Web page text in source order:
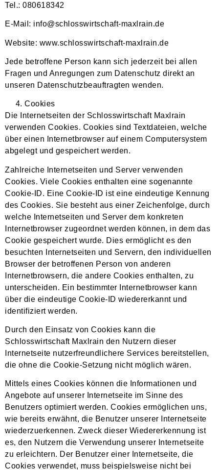
Tel.: 080618342
E-Mail: info@schlosswirtschaft-maxlrain.de
Website: www.schlosswirtschaft-maxlrain.de
Jede betroffene Person kann sich jederzeit bei allen
Fragen und Anregungen zum Datenschutz direkt an
unseren Datenschutzbeauftragten wenden.
Cookies
Die Internetseiten der Schlosswirtschaft Maxlrain
verwenden Cookies. Cookies sind Textdateien, welche
über einen Internetbrowser auf einem Computersystem
abgelegt und gespeichert werden.
Zahlreiche Internetseiten und Server verwenden
Cookies. Viele Cookies enthalten eine sogenannte
Cookie-ID. Eine Cookie-ID ist eine eindeutige Kennung
des Cookies. Sie besteht aus einer Zeichenfolge, durch
welche Internetseiten und Server dem konkreten
Internetbrowser zugeordnet werden können, in dem das
Cookie gespeichert wurde. Dies ermöglicht es den
besuchten Internetseiten und Servern, den individuellen
Browser der betroffenen Person von anderen
Internetbrowsern, die andere Cookies enthalten, zu
unterscheiden. Ein bestimmter Internetbrowser kann
über die eindeutige Cookie-ID wiedererkannt und
identifiziert werden.
Durch den Einsatz von Cookies kann die
Schlosswirtschaft Maxlrain den Nutzern dieser
Internetseite nutzerfreundlichere Services bereitstellen,
die ohne die Cookie-Setzung nicht möglich wären.
Mittels eines Cookies können die Informationen und
Angebote auf unserer Internetseite im Sinne des
Benutzers optimiert werden. Cookies ermöglichen uns,
wie bereits erwähnt, die Benutzer unserer Internetseite
wiederzuerkennen. Zweck dieser Wiedererkennung ist
es, den Nutzern die Verwendung unserer Internetseite
zu erleichtern. Der Benutzer einer Internetseite, die
Cookies verwendet, muss beispielsweise nicht bei